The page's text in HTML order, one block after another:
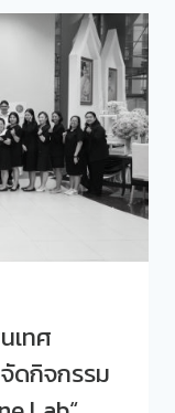
เทศ
ดกิจกรรม